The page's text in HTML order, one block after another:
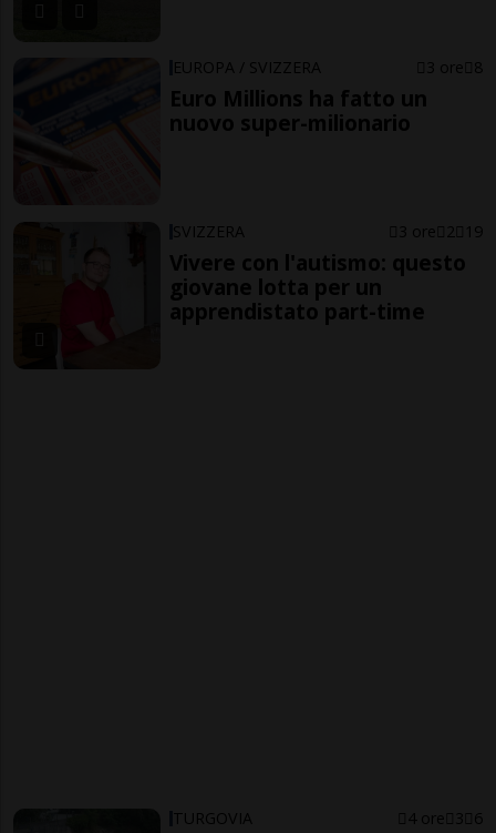
EUROPA / SVIZZERA 3 ore 8
Euro Millions ha fatto un
nuovo super-milionario
SVIZZERA 3 ore 2 19
Vivere con l'autismo: questo
giovane lotta per un
apprendistato part-time
TURGOVIA 4 ore 3 6